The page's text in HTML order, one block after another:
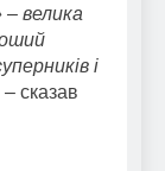
велика
і
– сказав